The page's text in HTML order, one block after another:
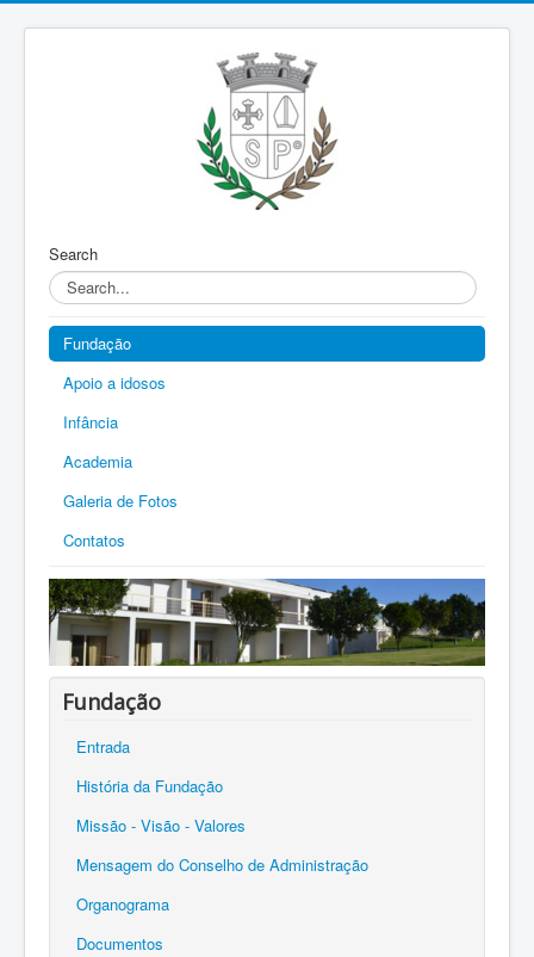
Search
Fundação
Apoio a idosos
Infância
Academia
Galeria de Fotos
Contatos
Fundação
Entrada
História da Fundação
Missão - Visão - Valores
Mensagem do Conselho de Administração
Organograma
Documentos